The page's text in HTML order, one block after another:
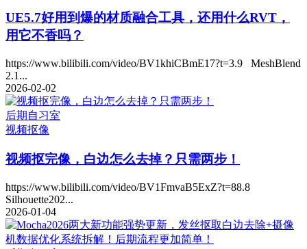
UE5.7好用到爆的材质融合工具，还用什么RVT，
用它不香吗？
https://www.bilibili.com/video/BV1khiCBmE17?t=3.9 MeshBlend
2.1...
2026-02-02
后期自习室
视频抠像
视频抠完像，白边怎么去掉？只需两步！
https://www.bilibili.com/video/BV1FmvaB5ExZ?t=88.8
Silhouette202...
2026-01-04